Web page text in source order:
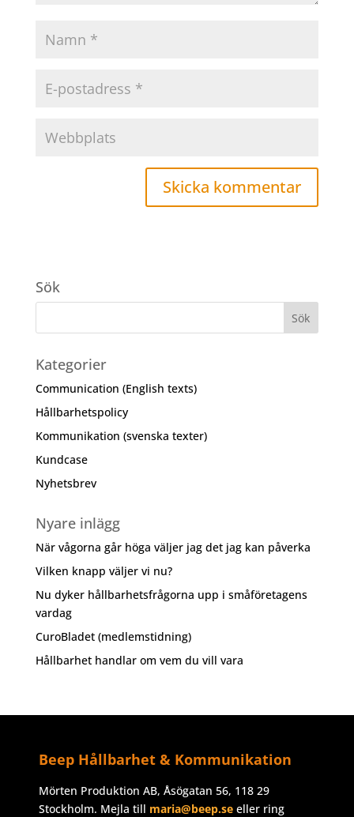
Sök
Kategorier
Communication (English texts)
Hållbarhetspolicy
Kommunikation (svenska texter)
Kundcase
Nyhetsbrev
Nyare inlägg
När vågorna går höga väljer jag det jag kan påverka
Vilken knapp väljer vi nu?
Nu dyker hållbarhetsfrågorna upp i småföretagens
vardag
CuroBladet (medlemstidning)
Hållbarhet handlar om vem du vill vara
Beep Hållbarhet & Kommunikation
Mörten Produktion AB, Åsögatan 56, 118 29
Stockholm. Mejla till maria@beep.seeller ring